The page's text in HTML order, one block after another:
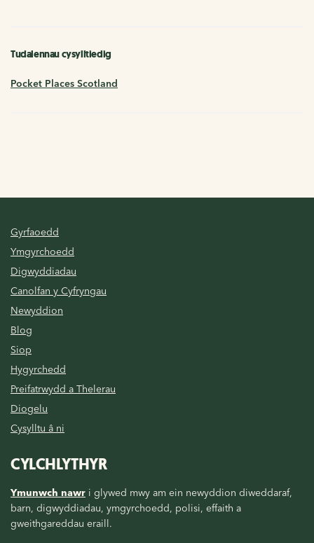
Tudalennau cysylltiedig
Pocket Places Scotland
Gyrfaoedd
Ymgyrchoedd
Digwyddiadau
Canolfan y Cyfryngau
Newyddion
Blog
Siop
Hygyrchedd
Preifatrwydd a Thelerau
Diogelu
Cysylltu â ni
CYLCHLYTHYR
Ymunwch nawr i glywed mwy am ein newyddion diweddaraf,
barn, digwyddiadau, ymgyrchoedd, polisi, effaith a
gweithgareddau eraill.